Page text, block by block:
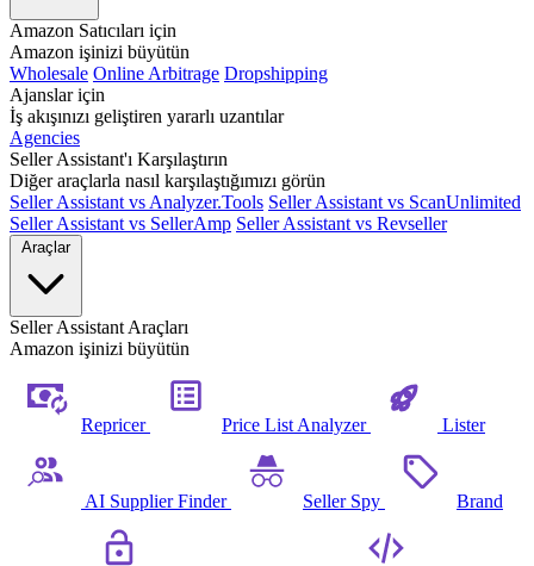
Amazon Satıcıları için
Amazon işinizi büyütün
Wholesale Online Arbitrage Dropshipping
Ajanslar için
İş akışınızı geliştiren yararlı uzantılar
Agencies
Seller Assistant'ı Karşılaştırın
Diğer araçlarla nasıl karşılaştığımızı görün
Seller Assistant vs Analyzer.Tools Seller Assistant vs ScanUnlimited
Seller Assistant vs SellerAmp Seller Assistant vs Revseller
Araçlar
Seller Assistant Araçları
Amazon işinizi büyütün
Repricer Price List Analyzer Lister
AI Supplier Finder Seller Spy Brand